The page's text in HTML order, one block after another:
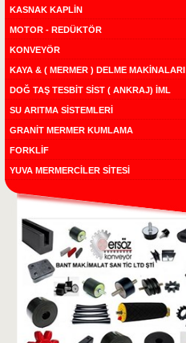
KASNAK KAPLİN
MOTOR - REDÜKTÖR
KONVEYÖR
KAYA & ( MERMER ) DELME MAKİNALARI
DOĞ TAŞ TESBİT SİST ( ANKRAJ) İML
SU ARITMA SİSTEMLERİ
GRANİT MERMER KUMLAMA
FORKLİF
YUVA MERMERCİLER SİTESİ